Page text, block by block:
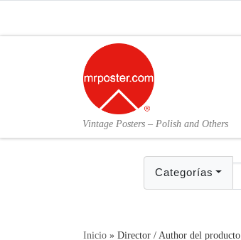
Vintage Posters – Polish and Others
Categorías
Inicio » Director / Author del producto